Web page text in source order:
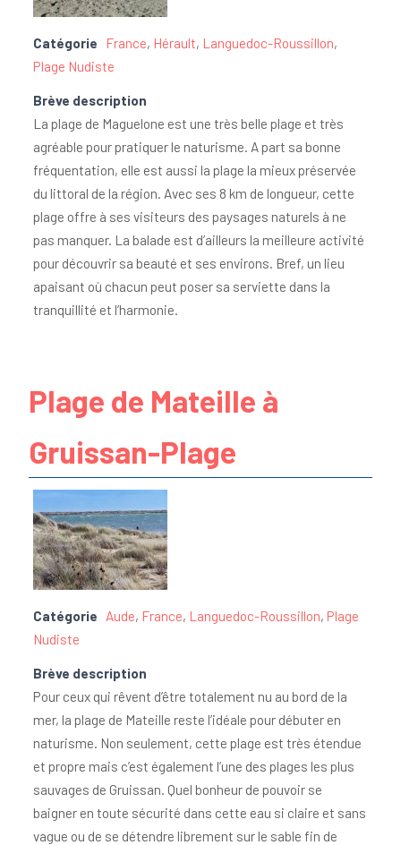
Catégorie France, Hérault, Languedoc-Roussillon,
Plage Nudiste
Brève description
La plage de Maguelone est une très belle plage et très
agréable pour pratiquer le naturisme. A part sa bonne
fréquentation, elle est aussi la plage la mieux préservée
du littoral de la région. Avec ses 8 km de longueur, cette
plage offre à ses visiteurs des paysages naturels à ne
pas manquer. La balade est d’ailleurs la meilleure activité
pour découvrir sa beauté et ses environs. Bref, un lieu
apaisant où chacun peut poser sa serviette dans la
tranquillité et l’harmonie.
Plage de Mateille à
Gruissan-Plage
Catégorie Aude, France, Languedoc-Roussillon, Plage
Nudiste
Brève description
Pour ceux qui rêvent d’être totalement nu au bord de la
mer, la plage de Mateille reste l’idéale pour débuter en
naturisme. Non seulement, cette plage est très étendue
et propre mais c’est également l’une des plages les plus
sauvages de Gruissan. Quel bonheur de pouvoir se
baigner en toute sécurité dans cette eau si claire et sans
vague ou de se détendre librement sur le sable fin de